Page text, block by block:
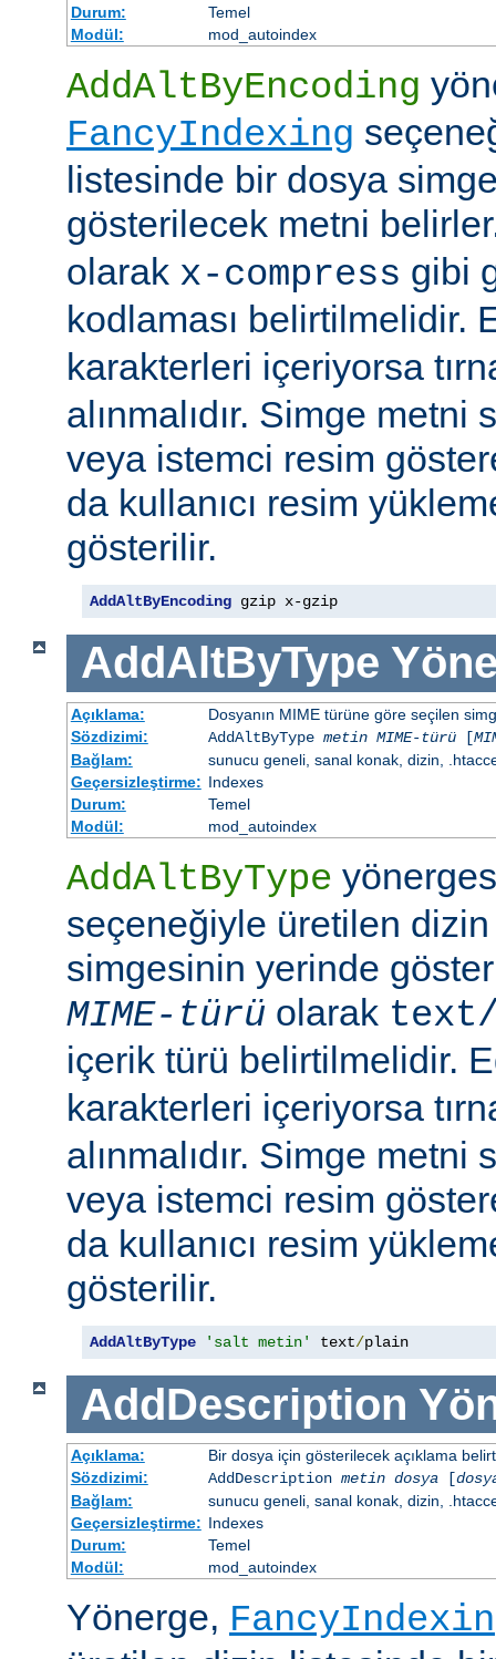
Durum:
Temel
Modül:
mod_autoindex
AddAltByEncoding
FancyIndexing
listesinde bir dosya
gösterilecek metni
olarak x-compress gibi
kodlaması belirtilmelidir.
karakterleri içeriyorsa
alınmalıdır. Simge metni
veya istemci resim
da kullanıcı resim
gösterilir.
AddAltByEncoding gzip x-gzip
AddAltByType
Açıklama:
Dosyanın MIME türüne göre seçilen
Sözdizimi:
AddAltByType metin MIME-türü[
Bağlam:
sunucu geneli, sanal konak, dizin,
Geçersizleştirme: Indexes
Durum:
Temel
Modül:
mod_autoindex
AddAltByType
seçeneğiyle üretilen
simgesinin yerinde
MIME-türü olarak
içerik türü belirtilmelidir.
karakterleri içeriyorsa
alınmalıdır. Simge metni
veya istemci resim
da kullanıcı resim
gösterilir.
AddAltByType 'salt metin' text/plain
AddDescription
Açıklama:
Bir dosya için gösterilecek açıklama
Sözdizimi:
AddDescription metin dosya[
Bağlam:
sunucu geneli, sanal konak, dizin,
Geçersizleştirme: Indexes
Durum:
Temel
Modül:
mod_autoindex
Yönerge,